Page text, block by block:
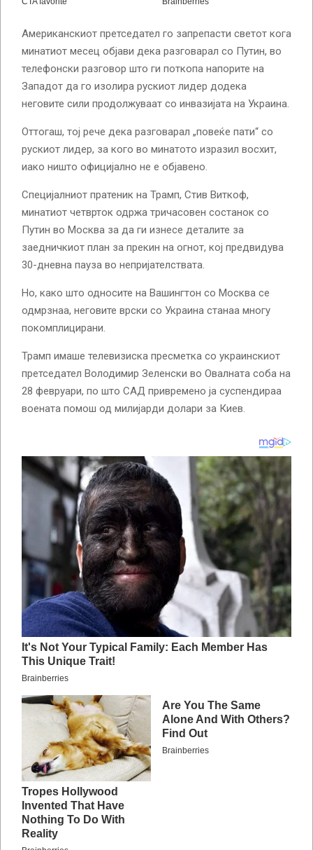
Американскиот претседател го запрепасти светот кога
минатиот месец објави дека разговарал со Путин, во
телефонски разговор што ги поткопа напорите на
Западот да го изолира рускиот лидер додека
неговите сили продолжуваат со инвазијата на Украина.
Оттогаш, тој рече дека разговарал „повеќе пати“ со
рускиот лидер, за кого во минатото изразил восхит,
иако ништо официјално не е објавено.
Специјалниот пратеник на Трамп, Стив Виткоф,
минатиот четврток одржа тричасовен состанок со
Путин во Москва за да ги изнесе деталите за
заедничкиот план за прекин на огнот, кој предвидува
30-дневна пауза во непријателствата.
Но, како што односите на Вашингтон со Москва се
одмрзнаа, неговите врски со Украина станаа многу
покомплицирани.
Трамп имаше телевизиска пресметка со украинскиот
претседател Володимир Зеленски во Овалната соба на
28 февруари, по што САД привремено ја суспендираа
воената помош од милијарди долари за Киев.